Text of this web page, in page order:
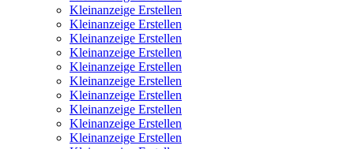
Kleinanzeige Erstellen
Kleinanzeige Erstellen
Kleinanzeige Erstellen
Kleinanzeige Erstellen
Kleinanzeige Erstellen
Kleinanzeige Erstellen
Kleinanzeige Erstellen
Kleinanzeige Erstellen
Kleinanzeige Erstellen
Kleinanzeige Erstellen